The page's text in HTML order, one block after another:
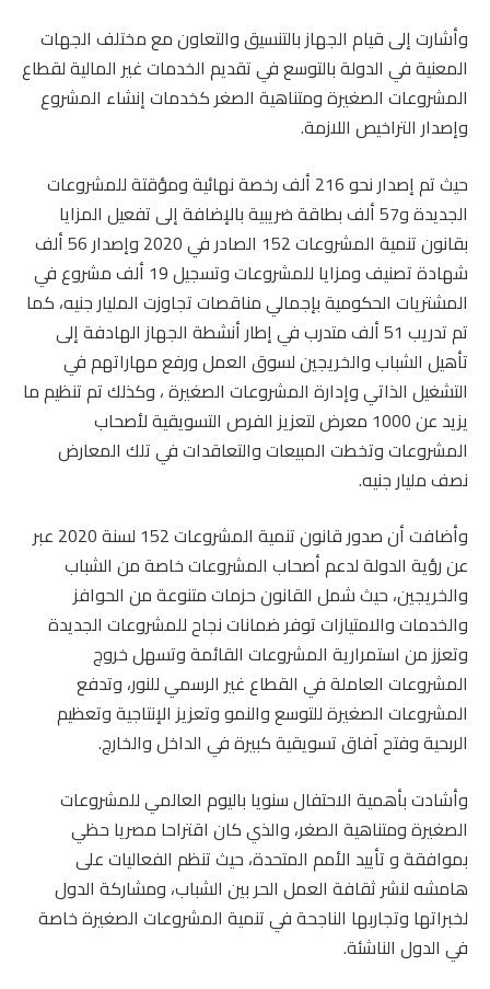
وأشارت إلى قيام الجهاز بالتنسيق والتعاون مع مختلف الجهات
المعنية في الدولة بالتوسع في تقديم الخدمات غير المالية لقطاع
المشروعات الصغيرة ومتناهية الصغر كخدمات إنشاء المشروع
وإصدار التراخيص اللازمة.
حيث تم إصدار نحو 216 ألف رخصة نهائية ومؤقتة للمشروعات
الجديدة و57 ألف بطاقة ضريبية بالإضافة إلى تفعيل المزايا
بقانون تنمية المشروعات 152 الصادر في 2020 وإصدار 56 ألف
شهادة تصنيف ومزايا للمشروعات وتسجيل 19 ألف مشروع في
المشتريات الحكومية بإجمالي مناقصات تجاوزت المليار جنيه، كما
تم تدريب 51 ألف متدرب في إطار أنشطة الجهاز الهادفة إلى
تأهيل الشباب والخريجين لسوق العمل ورفع مهاراتهم في
التشغيل الذاتي وإدارة المشروعات الصغيرة ، وكذلك تم تنظيم ما
يزيد عن 1000 معرض لتعزيز الفرص التسويقية لأصحاب
المشروعات وتخطت المبيعات والتعاقدات في تلك المعارض
نصف مليار جنيه.
وأضافت أن صدور قانون تنمية المشروعات 152 لسنة 2020 عبر
عن رؤية الدولة لدعم أصحاب المشروعات خاصة من الشباب
والخريجين، حيث شمل القانون حزمات متنوعة من الحوافز
والخدمات والامتيازات توفر ضمانات نجاح للمشروعات الجديدة
وتعزز من استمرارية المشروعات القائمة وتسهل خروج
المشروعات العاملة في القطاع غير الرسمي للنور، وتدفع
المشروعات الصغيرة للتوسع والنمو وتعزيز الإنتاجية وتعظيم
الربحية وفتح آفاق تسويقية كبيرة في الداخل والخارج.
وأشادت بأهمية الاحتفال سنويا باليوم العالمي للمشروعات
الصغيرة ومتناهية الصغر، والذي كان اقتراحا مصريا حظي
بموافقة و تأييد الأمم المتحدة، حيث تنظم الفعاليات على
هامشه لنشر ثقافة العمل الحر بين الشباب، ومشاركة الدول
لخبراتها وتجاربها الناجحة في تنمية المشروعات الصغيرة خاصة
في الدول الناشئة.